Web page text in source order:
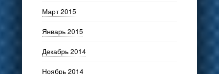
Март 2015
Январь 2015
Декабрь 2014
Ноябрь 2014